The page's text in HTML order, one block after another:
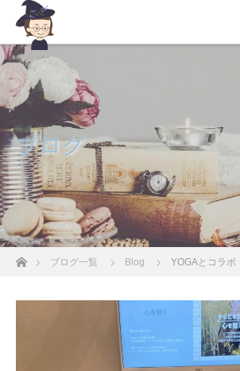
ブログ
ホームブログ一覧 Blog YOGAとコラボ